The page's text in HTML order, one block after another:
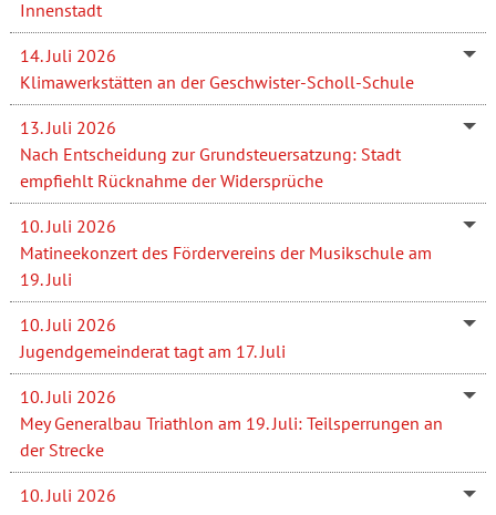
Innenstadt
14. Juli 2026
Klimawerkstätten an der Geschwister-Scholl-Schule
13. Juli 2026
Nach Entscheidung zur Grundsteuersatzung: Stadt
empfiehlt Rücknahme der Widersprüche
10. Juli 2026
Matineekonzert des Fördervereins der Musikschule am
19. Juli
10. Juli 2026
Jugendgemeinderat tagt am 17. Juli
10. Juli 2026
Mey Generalbau Triathlon am 19. Juli: Teilsperrungen an
der Strecke
10. Juli 2026